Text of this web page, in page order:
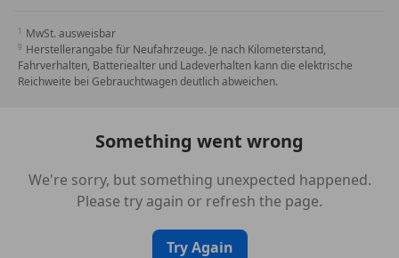
MwSt. ausweisbar
Herstellerangabe für Neufahrzeuge. Je nach Kilometerstand,
Fahrverhalten, Batteriealter und Ladeverhalten kann die elektrische
Reichweite bei Gebrauchtwagen deutlich abweichen.
Something went wrong
We're sorry, but something unexpected happened.
Please try again or refresh the page.
Try Again